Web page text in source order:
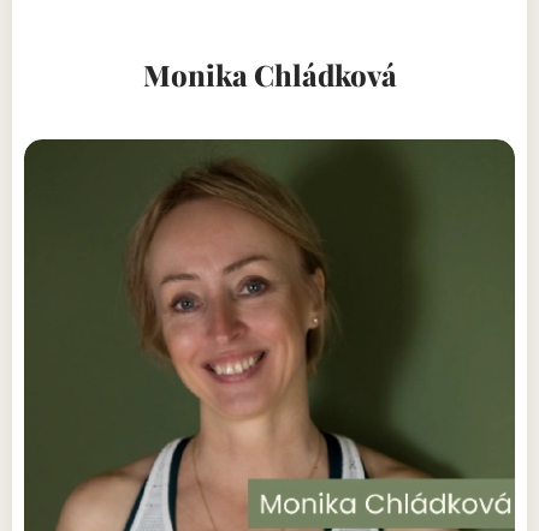
Monika Chládková